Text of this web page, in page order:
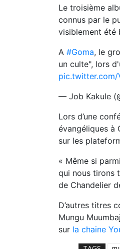
Le troisième
connus par le
visiblement été
A #Goma, le
un culte", lors
pic.twitter.com/
— Job Kakule
Lors d’une
évangéliques à
sur les
« Même si
qui nous tirons
de Chandelier
D’autres titres
Mungu
sur la chaine